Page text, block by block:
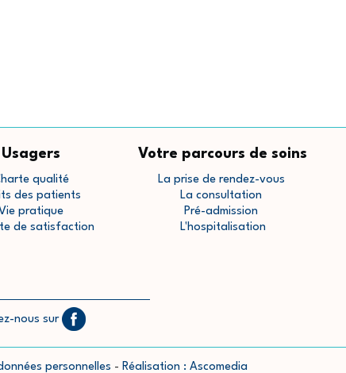
Usagers
qualité
des patients
Vie pratique
de satisfaction
Votre parcours de soins
La prise de rendez-vous
La consultation
Pré-admission
L'hospitalisation
nous sur
personnelles - Réalisation : Ascomedia